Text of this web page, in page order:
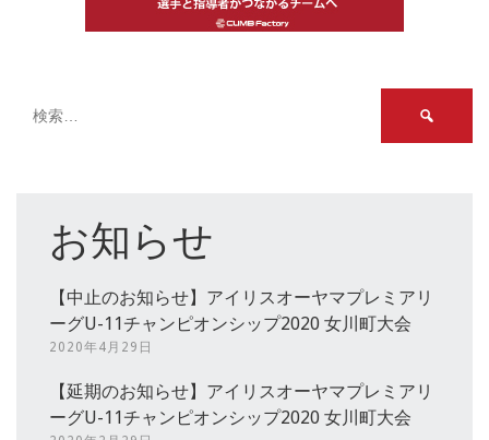
お知らせ
【中止のお知らせ】アイリスオーヤマプレミアリ
ーグU-11チャンピオンシップ2020 女川町大会
2020年4月29日
【延期のお知らせ】アイリスオーヤマプレミアリ
ーグU-11チャンピオンシップ2020 女川町大会